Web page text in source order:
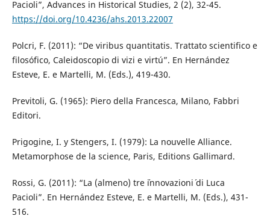
Pacioli”, Advances in Historical Studies, 2 (2), 32-45.
https://doi.org/10.4236/ahs.2013.22007
Polcri, F. (2011): “De viribus quantitatis. Trattato scientifico e
filosófico, Caleidoscopio di vizi e virtú”. En Hernández
Esteve, E. e Martelli, M. (Eds.), 419-430.
Previtoli, G. (1965): Piero della Francesca, Milano, Fabbri
Editori.
Prigogine, I. y Stengers, I. (1979): La nouvelle Alliance.
Metamorphose de la science, Paris, Editions Gallimard.
Rossi, G. (2011): “La (almeno) tre ´innovazioni´ di Luca
Pacioli”. En Hernández Esteve, E. e Martelli, M. (Eds.), 431-
516.